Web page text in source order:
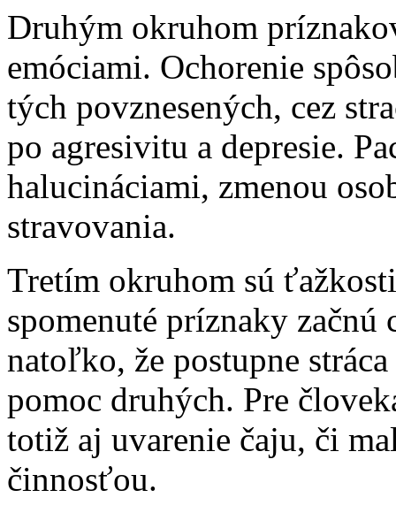
Druhým okruhom
emóciami. Ochorenie
tých povznesených, cez
po agresivitu a depresie.
halucináciami, zmenou
stravovania.
Tretím okruhom sú
spomenuté príznaky
natoľko, že postupne
pomoc druhých. Pre
totiž aj uvarenie čaju, či
činnosťou.